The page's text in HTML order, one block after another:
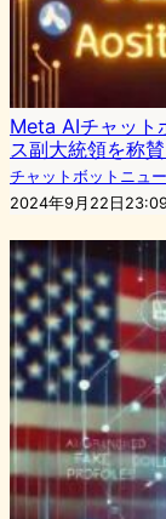
Meta AIチャット
ス副大統領を称
チャットボットニュ
2024年9月22日